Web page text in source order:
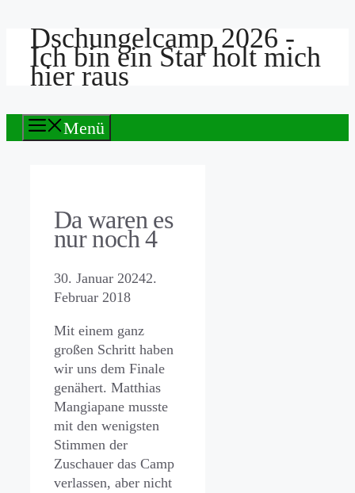
springen
Dschungelcamp 2026 -
Ich bin ein Star holt mich
hier raus
Menü
Da waren es
nur noch 4
30. Januar 20242.
Februar 2018
Mit einem ganz
großen Schritt haben
wir uns dem Finale
genähert. Matthias
Mangiapane musste
mit den wenigsten
Stimmen der
Zuschauer das Camp
verlassen, aber nicht